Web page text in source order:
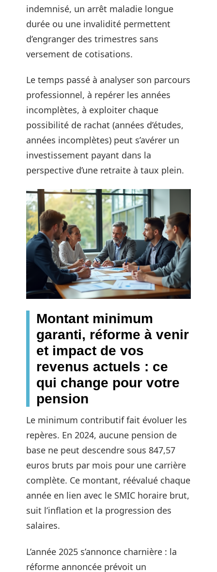
indemnisé, un arrêt maladie longue
durée ou une invalidité permettent
d’engranger des trimestres sans
versement de cotisations.
Le temps passé à analyser son parcours
professionnel, à repérer les années
incomplètes, à exploiter chaque
possibilité de rachat (années d’études,
années incomplètes) peut s’avérer un
investissement payant dans la
perspective d’une retraite à taux plein.
Montant minimum
garanti, réforme à venir
et impact de vos
revenus actuels : ce
qui change pour votre
pension
Le minimum contributif fait évoluer les
repères. En 2024, aucune pension de
base ne peut descendre sous 847,57
euros bruts par mois pour une carrière
complète. Ce montant, réévalué chaque
année en lien avec le SMIC horaire brut,
suit l’inflation et la progression des
salaires.
L’année 2025 s’annonce charnière : la
réforme annoncée prévoit un